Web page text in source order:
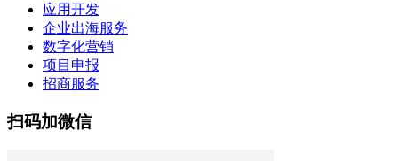
应用开发
企业出海服务
数字化营销
项目申报
招商服务
扫码加微信